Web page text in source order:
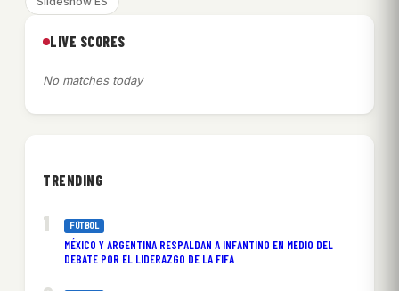
LIVE SCORES
No matches today
TRENDING
FÚTBOL
MÉXICO Y ARGENTINA RESPALDAN A INFANTINO EN MEDIO DEL
DEBATE POR EL LIDERAZGO DE LA FIFA